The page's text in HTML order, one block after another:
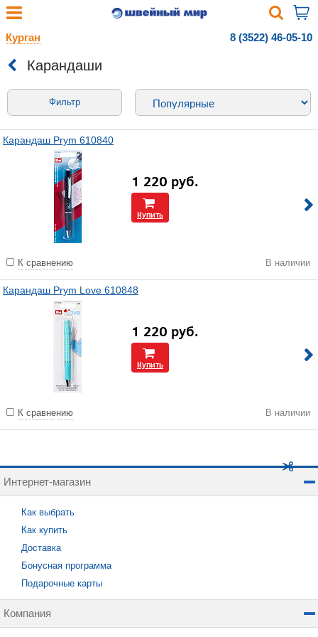
Курган 8 (3522) 46-05-10
Карандаши
Фильтр
Карандаш Prym 610840
1 220 руб.
Купить
К сравнению В наличии
Карандаш Prym Love 610848
1 220 руб.
Купить
К сравнению В наличии
Интернет-магазин
Как выбрать
Как купить
Доставка
Бонусная программа
Подарочные карты
Компания